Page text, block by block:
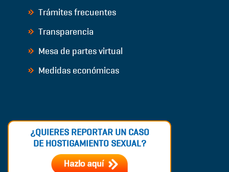
Trámites frecuentes
Transparencia
Mesa de partes virtual
Medidas económicas
¿QUIERES REPORTAR UN CASO
DE HOSTIGAMIENTO SEXUAL?